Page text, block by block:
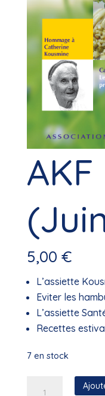
AKF
5,00 €
L’assiette
Eviter les
L’assiette
Recettes
7 en stock